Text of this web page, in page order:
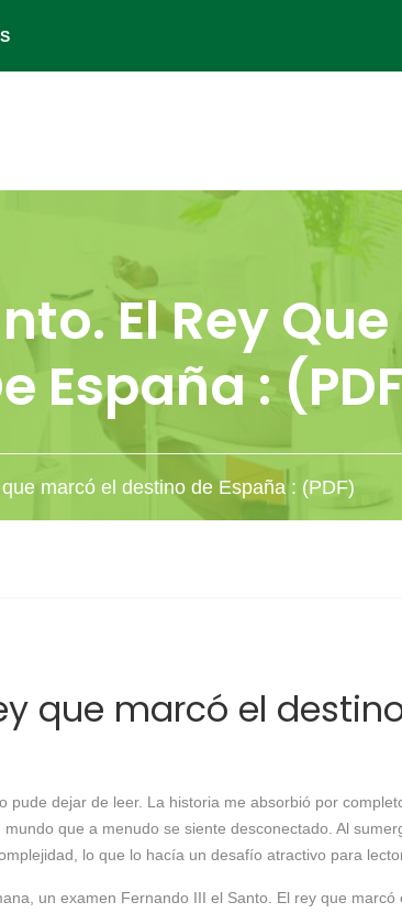
9.00 am to 6.00 pm.
El Rey
España :
marcó el destino de España : (PDF)
que marcó el
dejar de leer. La historia me absorbió por
que a menudo se siente desconectado. Al
lo que lo hacía un desafío atractivo para
un examen Fernando III el Santo. El rey que